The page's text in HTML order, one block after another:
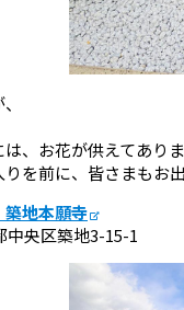
は、お花が供えてありま
りを前に、皆さまもお
地本願寺
央区築地3-15-1